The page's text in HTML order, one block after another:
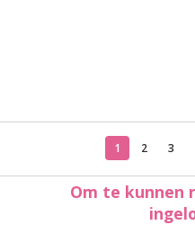
1 2 3
Om te kunnen